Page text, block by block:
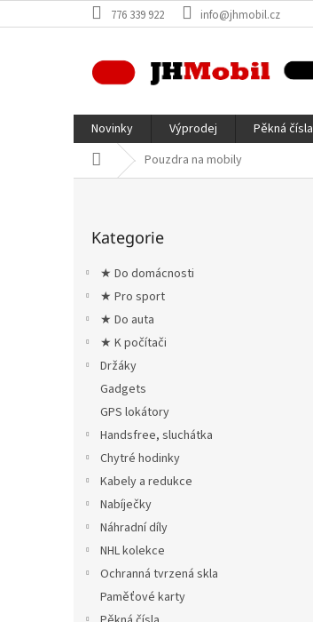
na
776 339 922 info@jhmobil.cz
Novinky Výprodej Pěkná čísla
Domů Pouzdra na mobily
kategorie
Kategorie
★ Do domácnosti
★ Pro sport
★ Do auta
★ K počítači
Držáky
Gadgets
GPS lokátory
Handsfree, sluchátka
Chytré hodinky
Kabely a redukce
Nabíječky
Náhradní díly
NHL kolekce
Ochranná tvrzená skla
Paměťové karty